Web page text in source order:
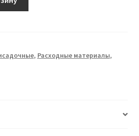
, Расходные материалы,